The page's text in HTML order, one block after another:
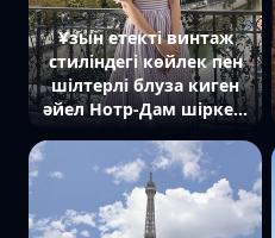
Ұзын етекті винтаж
стиліндегі көйлек пен
шілтерлі блуза киген
әйел Нотр-Дам шіркеуі
Қолдары кеудесінде
айқастырылған, ал көзі
таңғы күн сәулесінен
жартылай жұмылған.